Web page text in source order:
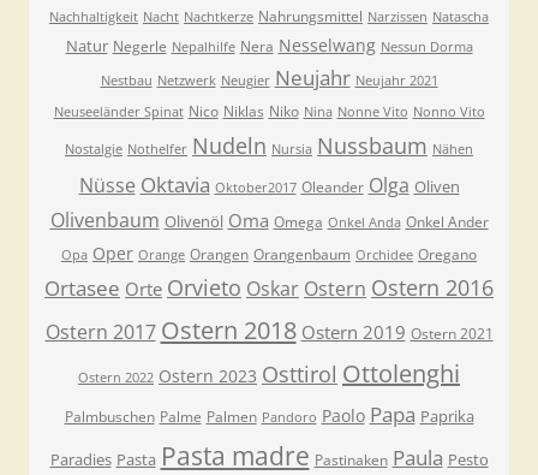
Nachhaltigkeit Nacht Nachtkerze Nahrungsmittel Narzissen Natascha
Natur Negerle Nepalhilfe Nera Nesselwang Nessun Dorma
Nestbau Netzwerk Neugier Neujahr Neujahr 2021
Neuseeländer Spinat Nico Niklas Niko Nina Nonne Vito Nonno Vito
Nostalgie Nothelfer Nudeln Nursia Nussbaum Nähen
Nüsse Oktavia Oktober2017 Oleander Olga Oliven
Olivenbaum Olivenöl Oma Omega Onkel Anda Onkel Ander
Opa Oper Orange Orangen Orangenbaum Orchidee Oregano
Ortasee Orte Orvieto Oskar Ostern Ostern 2016
Ostern 2017 Ostern 2018 Ostern 2019 Ostern 2021
Ostern 2022 Ostern 2023 Osttirol Ottolenghi
Palmbuschen Palme Palmen Pandoro Paolo Papa Paprika
Paradies Pasta Pasta madre Pastinaken Paula Pesto